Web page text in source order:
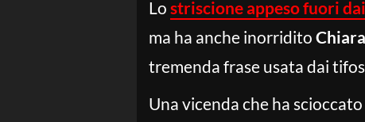
Lo striscione appeso fuori
ma ha anche inorridito
tremenda frase usata dai
Una vicenda che ha scioccato